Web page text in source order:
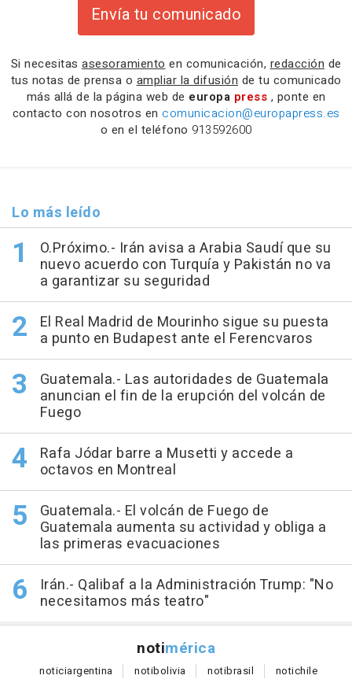
Envía tu comunicado
Si necesitas asesoramiento en comunicación, redacción de
tus notas de prensa o ampliar la difusión de tu comunicado
más allá de la página web de europa press , ponte en
contacto con nosotros en comunicacion@europapress.es
o en el teléfono 913592600
Lo más leído
O.Próximo.- Irán avisa a Arabia Saudí que su
nuevo acuerdo con Turquía y Pakistán no va
a garantizar su seguridad
El Real Madrid de Mourinho sigue su puesta
a punto en Budapest ante el Ferencvaros
Guatemala.- Las autoridades de Guatemala
anuncian el fin de la erupción del volcán de
Fuego
Rafa Jódar barre a Musetti y accede a
octavos en Montreal
Guatemala.- El volcán de Fuego de
Guatemala aumenta su actividad y obliga a
las primeras evacuaciones
Irán.- Qalibaf a la Administración Trump: "No
necesitamos más teatro"
notimérica
noticiargentina notibolivia notibrasil notichile